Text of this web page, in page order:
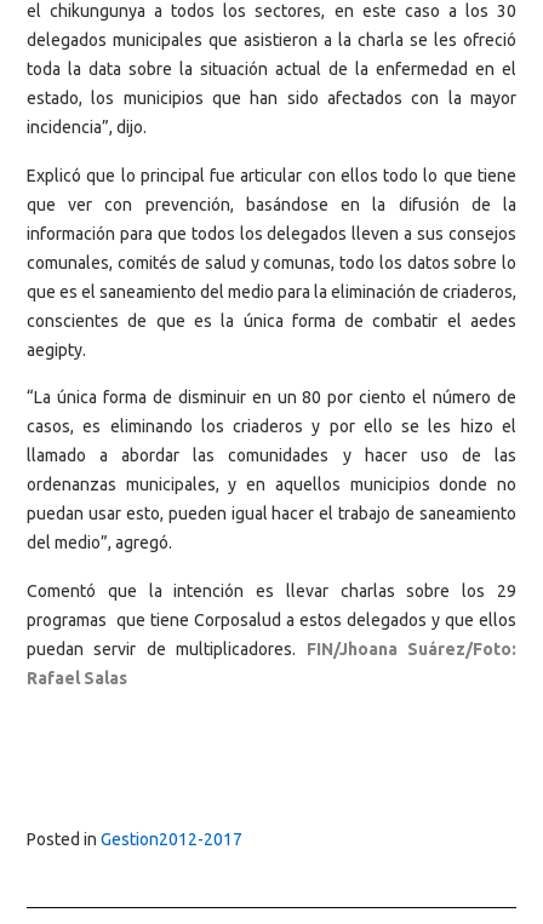
el chikungunya a todos los sectores, en este caso a los 30
delegados municipales que asistieron a la charla se les ofreció
toda la data sobre la situación actual de la enfermedad en el
estado, los municipios que han sido afectados con la mayor
incidencia”, dijo.
Explicó que lo principal fue articular con ellos todo lo que tiene
que ver con prevención, basándose en la difusión de la
información para que todos los delegados lleven a sus consejos
comunales, comités de salud y comunas, todo los datos sobre lo
que es el saneamiento del medio para la eliminación de criaderos,
conscientes de que es la única forma de combatir el aedes
aegipty.
“La única forma de disminuir en un 80 por ciento el número de
casos, es eliminando los criaderos y por ello se les hizo el
llamado a abordar las comunidades y hacer uso de las
ordenanzas municipales, y en aquellos municipios donde no
puedan usar esto, pueden igual hacer el trabajo de saneamiento
del medio”, agregó.
Comentó que la intención es llevar charlas sobre los 29
programas que tiene Corposalud a estos delegados y que ellos
puedan servir de multiplicadores. FIN/Jhoana Suárez/Foto:
Rafael Salas
Posted in Gestion2012-2017